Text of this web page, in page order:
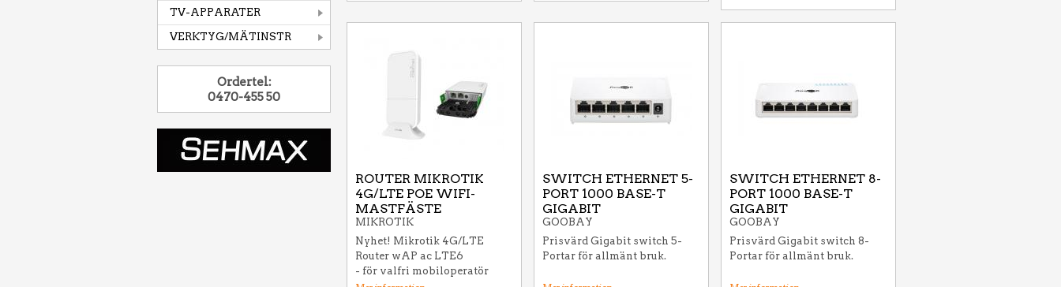
TV-APPARATER
VERKTYG/MÄTINSTR
Ordertel:
0470-455 50
ROUTER MIKROTIK
4G/LTE POE WIFI-
MASTFÄSTE
MIKROTIK
Nyhet! Mikrotik 4G/LTE
Router wAP ac LTE6
- för valfri mobiloperatör
SWITCH ETHERNET 5-
PORT 1000 BASE-T
GIGABIT
GOOBAY
Prisvärd Gigabit switch 5-
Portar för allmänt bruk.
SWITCH ETHERNET 8-
PORT 1000 BASE-T
GIGABIT
GOOBAY
Prisvärd Gigabit switch 8-
Portar för allmänt bruk.